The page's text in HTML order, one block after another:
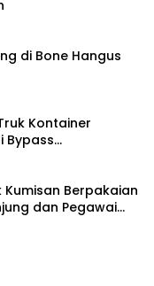
di Bone Hangus
Kontainer
Bypass
Berpakaian
dan Pegawai
Sentuh Atm